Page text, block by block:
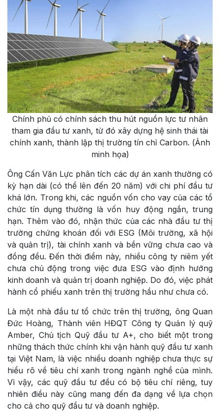
Chính phủ có chính sách thu hút nguồn lực tư nhân
tham gia đầu tư xanh, từ đó xây dựng hệ sinh thái tài
chính xanh, thành lập thị trường tín chỉ Carbon. (Ảnh
minh họa)
Ông Cấn Văn Lực phân tích các dự án xanh thường có
kỳ hạn dài (có thể lên đến 20 năm) với chi phí đầu tư
khá lớn. Trong khi, các nguồn vốn cho vay của các tổ
chức tín dụng thường là vốn huy động ngắn, trung
hạn. Thêm vào đó, nhận thức của các nhà đầu tư thị
trường chứng khoán đối với ESG (Môi trường, xã hội
và quản trị), tài chính xanh và bền vững chưa cao và
đồng đều. Đến thời điểm này, nhiều công ty niêm yết
chưa chủ động trong việc đưa ESG vào định hướng
kinh doanh và quản trị doanh nghiệp. Do đó, việc phát
hành cổ phiếu xanh trên thị trường hầu như chưa có.
Là một nhà đầu tư tổ chức trên thị trường, ông Quan
Đức Hoàng, Thành viên HĐQT Công ty Quản lý quỹ
Amber, Chủ tịch Quỹ đầu tư A+, cho biết một trong
những thách thức chính khi vận hành quỹ đầu tư xanh
tại Việt Nam, là việc nhiều doanh nghiệp chưa thực sự
hiểu rõ về tiêu chí xanh trong ngành nghề của mình.
Vì vậy, các quỹ đầu tư đều có bộ tiêu chí riêng, tuy
nhiên điều này cũng mang đến đa dạng về lựa chọn
cho cả cho quỹ đầu tư và doanh nghiệp.